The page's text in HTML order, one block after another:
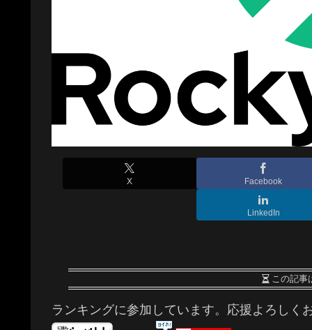
X Facebook
LinkedIn
この記事
ランキングに参加しています。応援よろしく